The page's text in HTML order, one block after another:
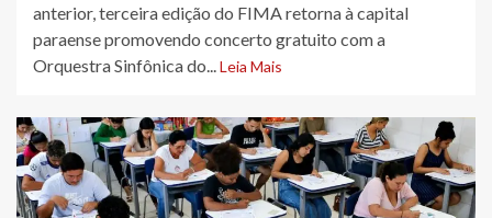
anterior, terceira edição do FIMA retorna à capital
paraense promovendo concerto gratuito com a
Orquestra Sinfônica do...Leia Mais